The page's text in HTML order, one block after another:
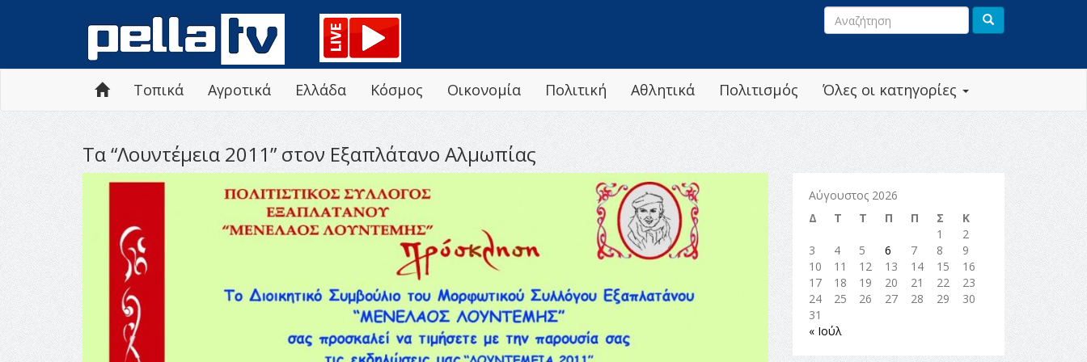
Όλες οι κατηγορίες
Τοπικά Αγροτικά Ελλάδα Κόσμος Οικονομία Πολιτική Αθλητικά Πολιτισμός
Τα “Λουντέμεια 2011” στον Εξαπλάτανο Αλμωπίας
Αύγουστος 2026
Δ
Τ Τ Π Π Σ
Κ
1
2
3
4 5 6 7 8
9
10
11 12 13 14 15
16
17
18 19 20 21 22
23
24
25 26 27 28 29
30
31
« Ιούλ